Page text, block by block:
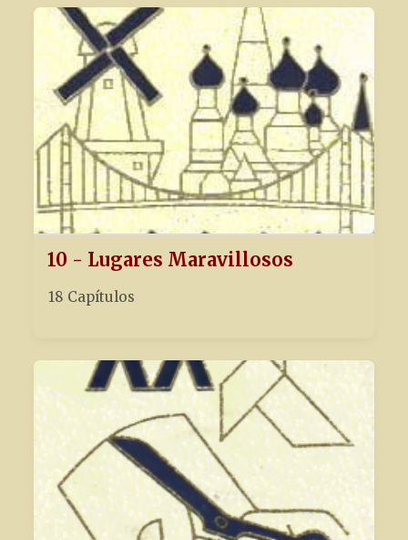
10 - Lugares Maravillosos
18 Capítulos